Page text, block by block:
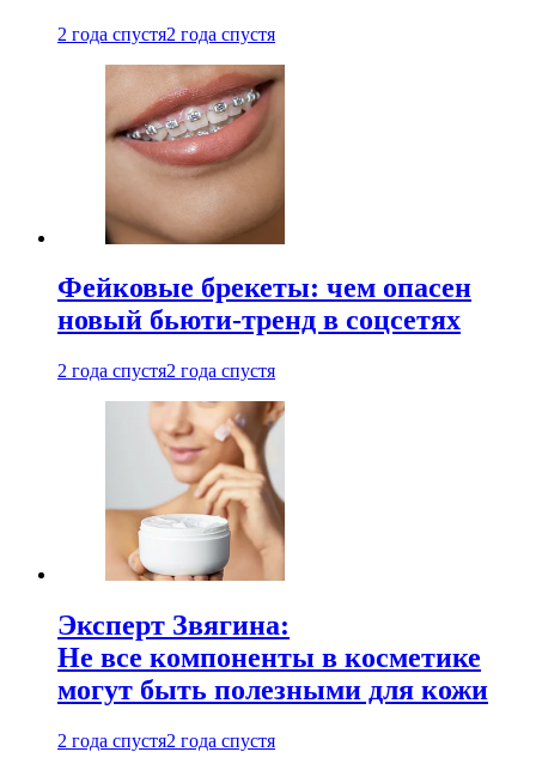
2 года спустя2 года спустя
Фейковые брекеты: чем опасен
новый бьюти-тренд в соцсетях
2 года спустя2 года спустя
Эксперт Звягина:
Не все компоненты в косметике
могут быть полезными для кожи
2 года спустя2 года спустя